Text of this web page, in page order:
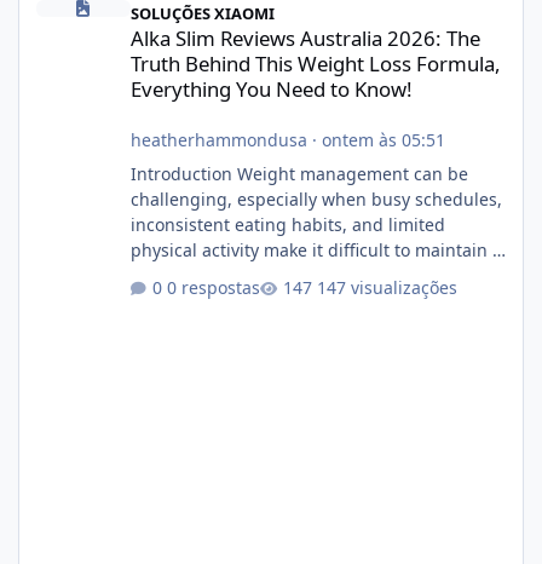
SOLUÇÕES XIAOMI
Alka Slim Reviews Australia 2026: The
Truth Behind This Weight Loss Formula,
Everything You Need to Know!
heatherhammondusa · ontem às 05:51
Introduction Weight management can be
challenging, especially when busy schedules,
inconsistent eating habits, and limited
physical activity make it difficult to maintain a
for dietary supplements that may
0 respostas 147 visualizações